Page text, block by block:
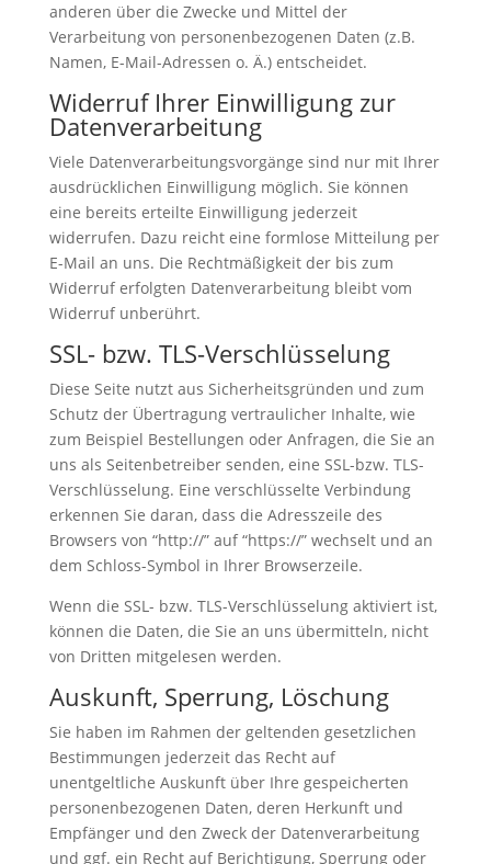
anderen über die Zwecke und Mittel der
Verarbeitung von personenbezogenen Daten (z.B.
Namen, E-Mail-Adressen o. Ä.) entscheidet.
Widerruf Ihrer Einwilligung zur
Datenverarbeitung
Viele Datenverarbeitungsvorgänge sind nur mit Ihrer
ausdrücklichen Einwilligung möglich. Sie können
eine bereits erteilte Einwilligung jederzeit
widerrufen. Dazu reicht eine formlose Mitteilung per
E-Mail an uns. Die Rechtmäßigkeit der bis zum
Widerruf erfolgten Datenverarbeitung bleibt vom
Widerruf unberührt.
SSL- bzw. TLS-Verschlüsselung
Diese Seite nutzt aus Sicherheitsgründen und zum
Schutz der Übertragung vertraulicher Inhalte, wie
zum Beispiel Bestellungen oder Anfragen, die Sie an
uns als Seitenbetreiber senden, eine SSL-bzw. TLS-
Verschlüsselung. Eine verschlüsselte Verbindung
erkennen Sie daran, dass die Adresszeile des
Browsers von “http://” auf “https://” wechselt und an
dem Schloss-Symbol in Ihrer Browserzeile.
Wenn die SSL- bzw. TLS-Verschlüsselung aktiviert ist,
können die Daten, die Sie an uns übermitteln, nicht
von Dritten mitgelesen werden.
Auskunft, Sperrung, Löschung
Sie haben im Rahmen der geltenden gesetzlichen
Bestimmungen jederzeit das Recht auf
unentgeltliche Auskunft über Ihre gespeicherten
personenbezogenen Daten, deren Herkunft und
Empfänger und den Zweck der Datenverarbeitung
und ggf. ein Recht auf Berichtigung, Sperrung oder